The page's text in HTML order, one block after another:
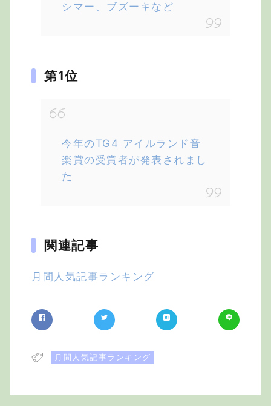
シマー、ブズーキなど
第1位
今年のTG4 アイルランド音
楽賞の受賞者が発表されまし
た
関連記事
月間人気記事ランキング
月間人気記事ランキング